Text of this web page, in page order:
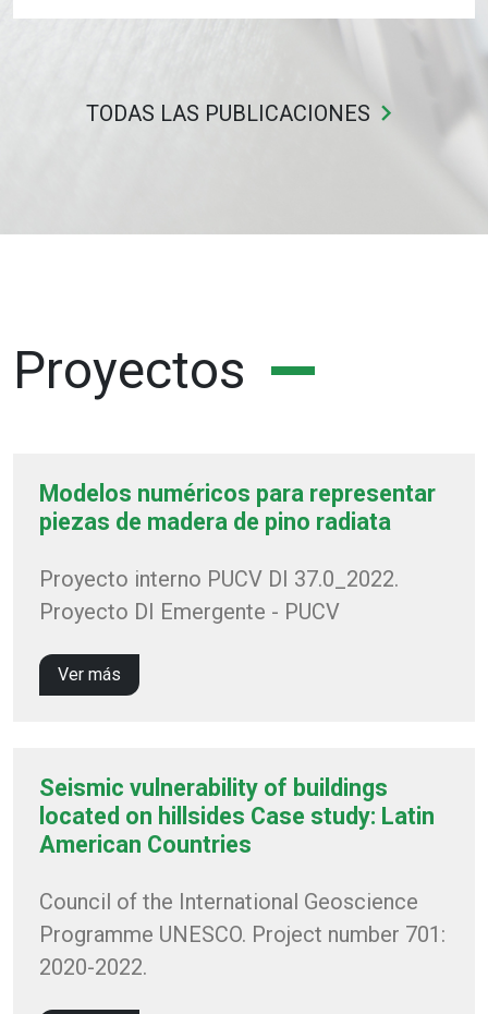
TODAS LAS PUBLICACIONES keyboard_arrow_right
Proyectos
Modelos numéricos para representar
piezas de madera de pino radiata
Proyecto interno PUCV DI 37.0_2022.
Proyecto DI Emergente - PUCV
Ver más
Seismic vulnerability of buildings
located on hillsides Case study: Latin
American Countries
Council of the International Geoscience
Programme UNESCO. Project number 701:
2020-2022.